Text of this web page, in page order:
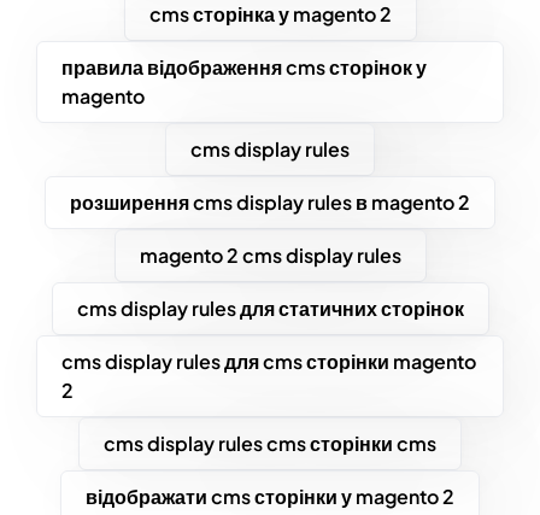
cms сторінка у magento 2
правила відображення cms сторінок у
magento
cms display rules
розширення cms display rules в magento 2
magento 2 cms display rules
cms display rules для статичних сторінок
cms display rules для cms сторінки magento
2
cms display rules cms сторінки cms
відображати cms сторінки у magento 2